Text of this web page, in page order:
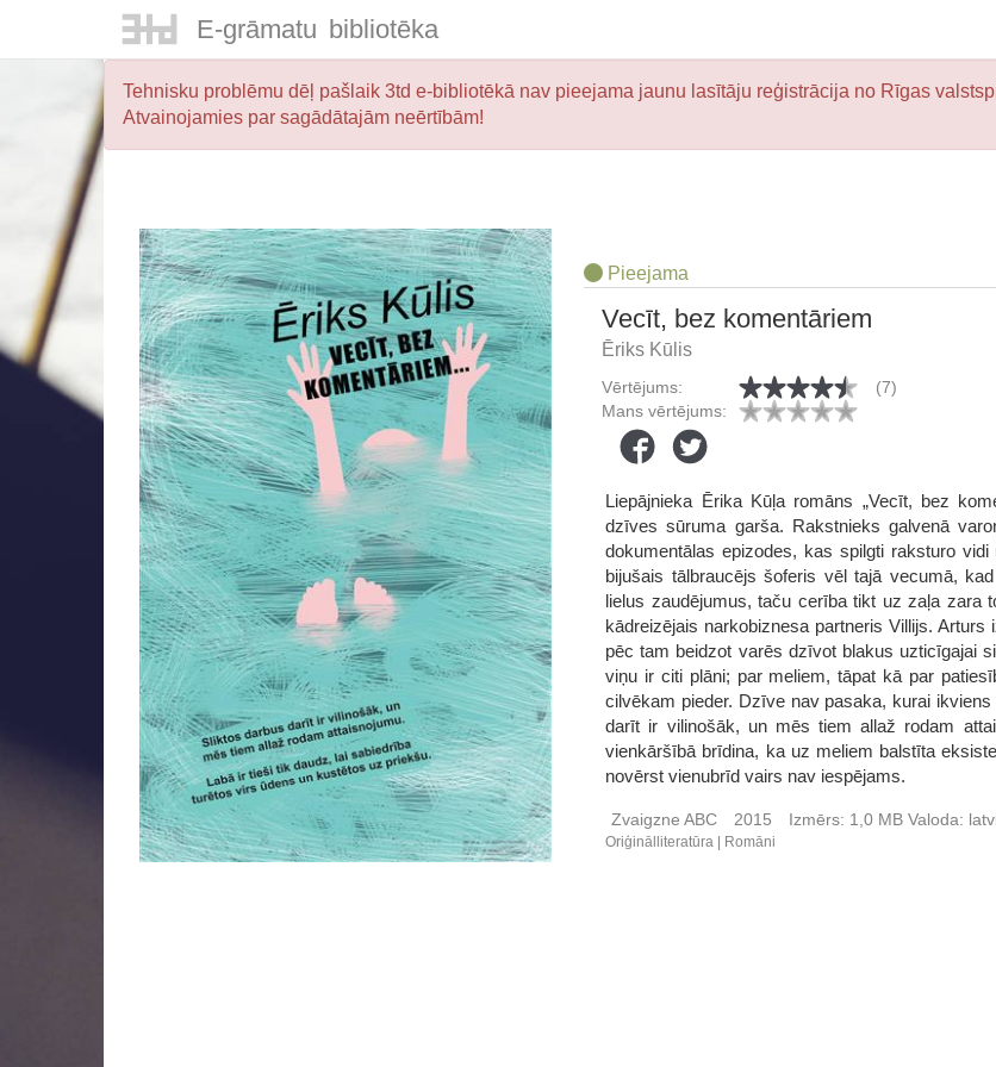
E-grāmatu bibliotēka
Tehnisku problēmu dēļ pašlaik 3td e-bibliotēkā nav pieejama jaunu lasītāju reģistrācija no Rīgas
Atvainojamies par sagādātajām neērtībām!
Pieejama
Vecīt, bez komentāriem
Ēriks Kūlis
Vērtējums:
(7)
Mans vērtējums:
Liepājnieka Ērika Kūļa romāns „Vecīt, bez
dzīves sūruma garša. Rakstnieks galvenā
dokumentālas epizodes, kas spilgti raksturo
bijušais tālbraucējs šoferis vēl tajā vecumā,
lielus zaudējumus, taču cerība tikt uz zaļa zara
kādreizējais narkobiznesa partneris Villijs.
pēc tam beidzot varēs dzīvot blakus uzticīgajai
viņu ir citi plāni; par meliem, tāpat kā par
cilvēkam pieder. Dzīve nav pasaka, kurai
darīt ir vilinošāk, un mēs tiem allaž rodam
vienkāršībā brīdina, ka uz meliem balstīta
novērst vienubrīd vairs nav iespējams.
Zvaigzne ABC 2015 Izmērs: 1,0 MBValoda:
Oriģinālliteratūra Romāni